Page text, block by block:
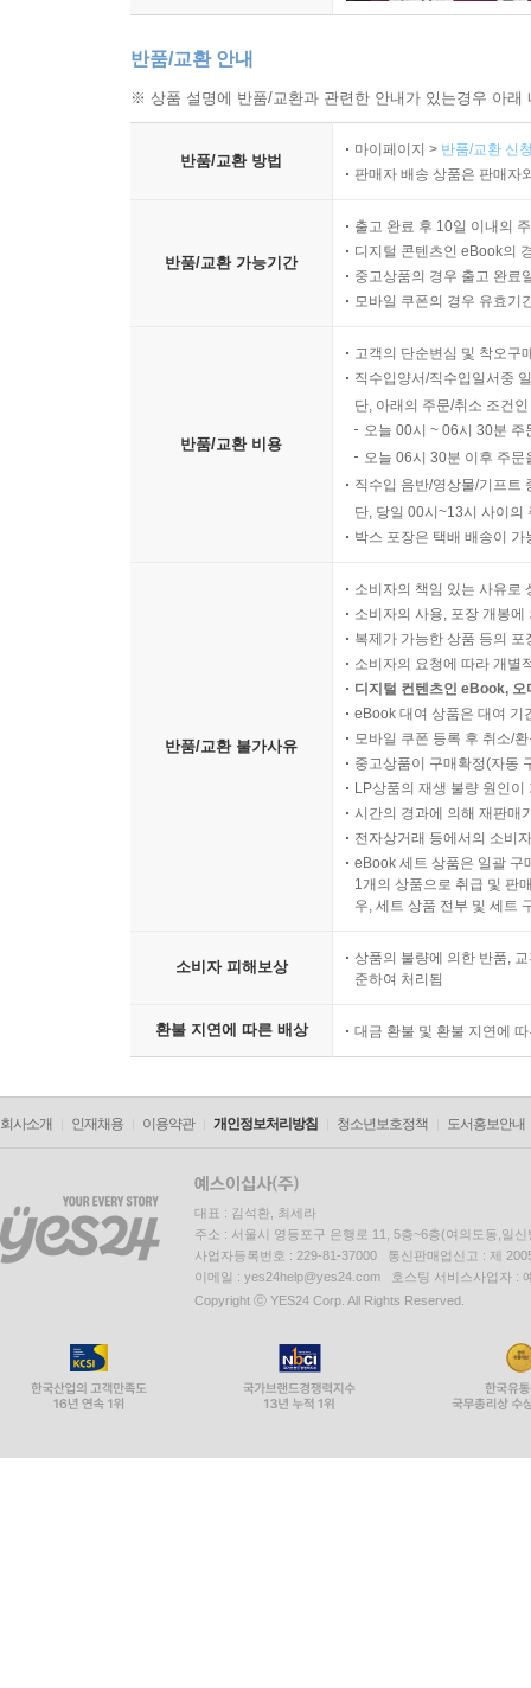
반품/교환 안내
※ 상품 설명에 반품/교환과 관련한 안내가 있는경우 아
반품/교환 방법
마이페이지 > 반품/교환 신
판매자 배송 상품은 판매자
반품/교환 가능기간
출고 완료 후 10일 이내의
디지털 콘텐츠인 eBook의
중고상품의 경우 출고 완료
모바일 쿠폰의 경우 유효기
반품/교환 비용
고객의 단순변심 및 착오구
직수입양서/직수입일서중
단, 아래의 주문/취소 조건
오늘 00시 ~ 06시 30분
오늘 06시 30분 이후 주
직수입 음반/영상물/기프트
단, 당일 00시~13시 사이의
박스 포장은 택배 배송이
반품/교환 불가사유
소비자의 책임 있는 사유로
소비자의 사용, 포장 개봉
복제가 가능한 상품 등의
소비자의 요청에 따라 개별
디지털 컨텐츠인 eBook,
eBook 대여 상품은 대여 기
모바일 쿠폰 등록 후 취소/
중고상품이 구매확정(자동
LP상품의 재생 불량 원인
시간의 경과에 의해 재판매
전자상거래 등에서의 소비
eBook 세트 상품은 일괄 구
1개의 상품으로 취급 및 판
우, 세트 상품 전부 및 세트
소비자 피해보상
상품의 불량에 의한 반품,
준하여 처리됨
환불 지연에 따른 배상 대금 환불 및 환불 지연에
회사소개 인재채용 이용약관 개인정보처리방침 청소년보호정책 도서홍보안내
대표 : 김석환, 최세라
주소 : 서울시 영등포구 은행로 11, 5층~6층(여의도동,일신
사업자등록번호 : 229-81-37000 통신판매업신고 : 제
이메일 : yes24help@yes24.com 호스팅 서비스사업자 :
Copyright ⓒ YES24 Corp. All Rights Reserved.